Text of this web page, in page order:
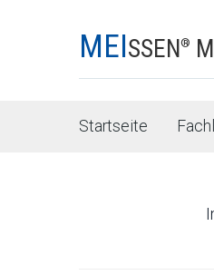
MEISSEN®
Startseite